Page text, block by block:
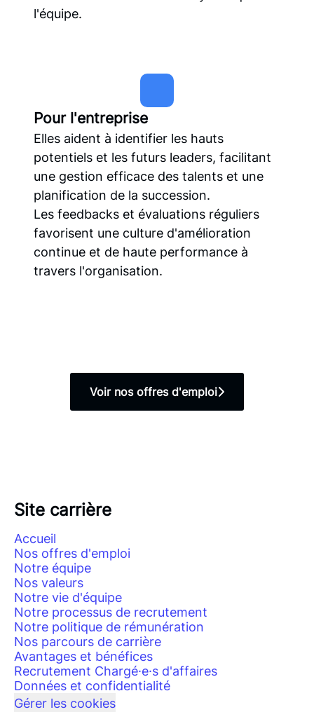
l'équipe.
Pour l'entreprise
Elles aident à identifier les hauts
potentiels et les futurs leaders, facilitant
une gestion efficace des talents et une
planification de la succession.
Les feedbacks et évaluations réguliers
favorisent une culture d'amélioration
continue et de haute performance à
travers l'organisation.
Voir nos offres d'emploi
Site carrière
Accueil
Nos offres d'emploi
Notre équipe
Nos valeurs
Notre vie d'équipe
Notre processus de recrutement
Notre politique de rémunération
Nos parcours de carrière
Avantages et bénéfices
Recrutement Chargé·e·s d'affaires
Données et confidentialité
Gérer les cookies